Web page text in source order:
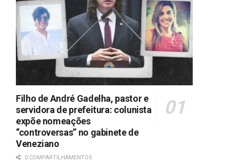
Filho de André Gadelha, pastor e
servidora de prefeitura: colunista
expõe nomeações
“controversas” no gabinete de
Veneziano
0 COMPARTILHAMENTOS